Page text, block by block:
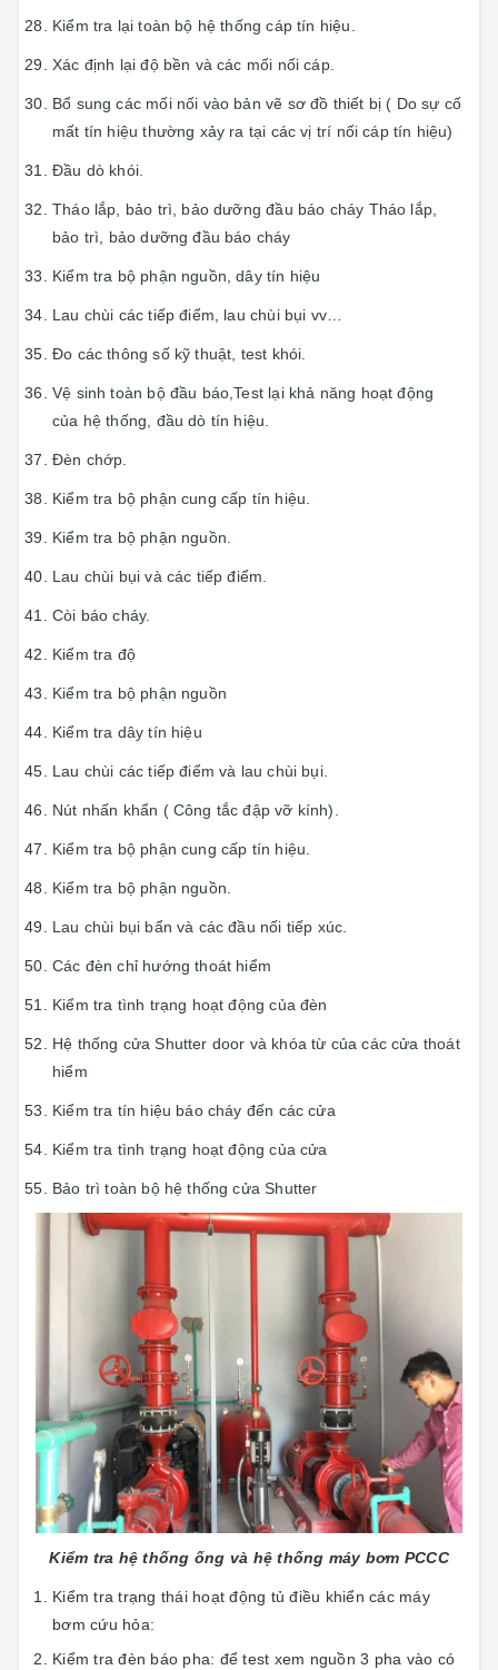
Kiểm tra lại toàn bộ hệ thống cáp tín hiệu.
Xác định lại độ bền và các mối nối cáp.
Bổ sung các mối nối vào bản vẽ sơ đồ thiết bị ( Do sự cố
mất tín hiệu thường xảy ra tại các vị trí nối cáp tín hiệu)
Đầu dò khói.
Tháo lắp, bảo trì, bảo dưỡng đầu báo cháy Tháo lắp,
bảo trì, bảo dưỡng đầu báo cháy
Kiểm tra bộ phận nguồn, dây tín hiệu
Lau chùi các tiếp điểm, lau chùi bụi vv…
Đo các thông số kỹ thuật, test khói.
Vệ sinh toàn bộ đầu báo,Test lại khả năng hoạt động
của hệ thống, đầu dò tín hiệu.
Đèn chớp.
Kiểm tra bộ phận cung cấp tín hiệu.
Kiểm tra bộ phận nguồn.
Lau chùi bụi và các tiếp điểm.
Còi báo cháy.
Kiểm tra độ
Kiểm tra bộ phận nguồn
Kiểm tra dây tín hiệu
Lau chùi các tiếp điểm và lau chùi bụi.
Nút nhấn khẩn ( Công tắc đập vỡ kính).
Kiểm tra bộ phận cung cấp tín hiệu.
Kiểm tra bộ phận nguồn.
Lau chùi bụi bẩn và các đầu nối tiếp xúc.
Các đèn chỉ hướng thoát hiểm
Kiểm tra tình trạng hoạt động của đèn
Hệ thống cửa Shutter door và khóa từ của các cửa thoát
hiểm
Kiểm tra tín hiệu báo cháy đến các cửa
Kiểm tra tình trạng hoạt động của cửa
Bảo trì toàn bộ hệ thống cửa Shutter
Kiểm tra hệ thống ống và hệ thống máy bơm PCCC
Kiểm tra trạng thái hoạt động tủ điều khiển các máy
bơm cứu hỏa:
Kiểm tra đèn báo pha: để test xem nguồn 3 pha vào có